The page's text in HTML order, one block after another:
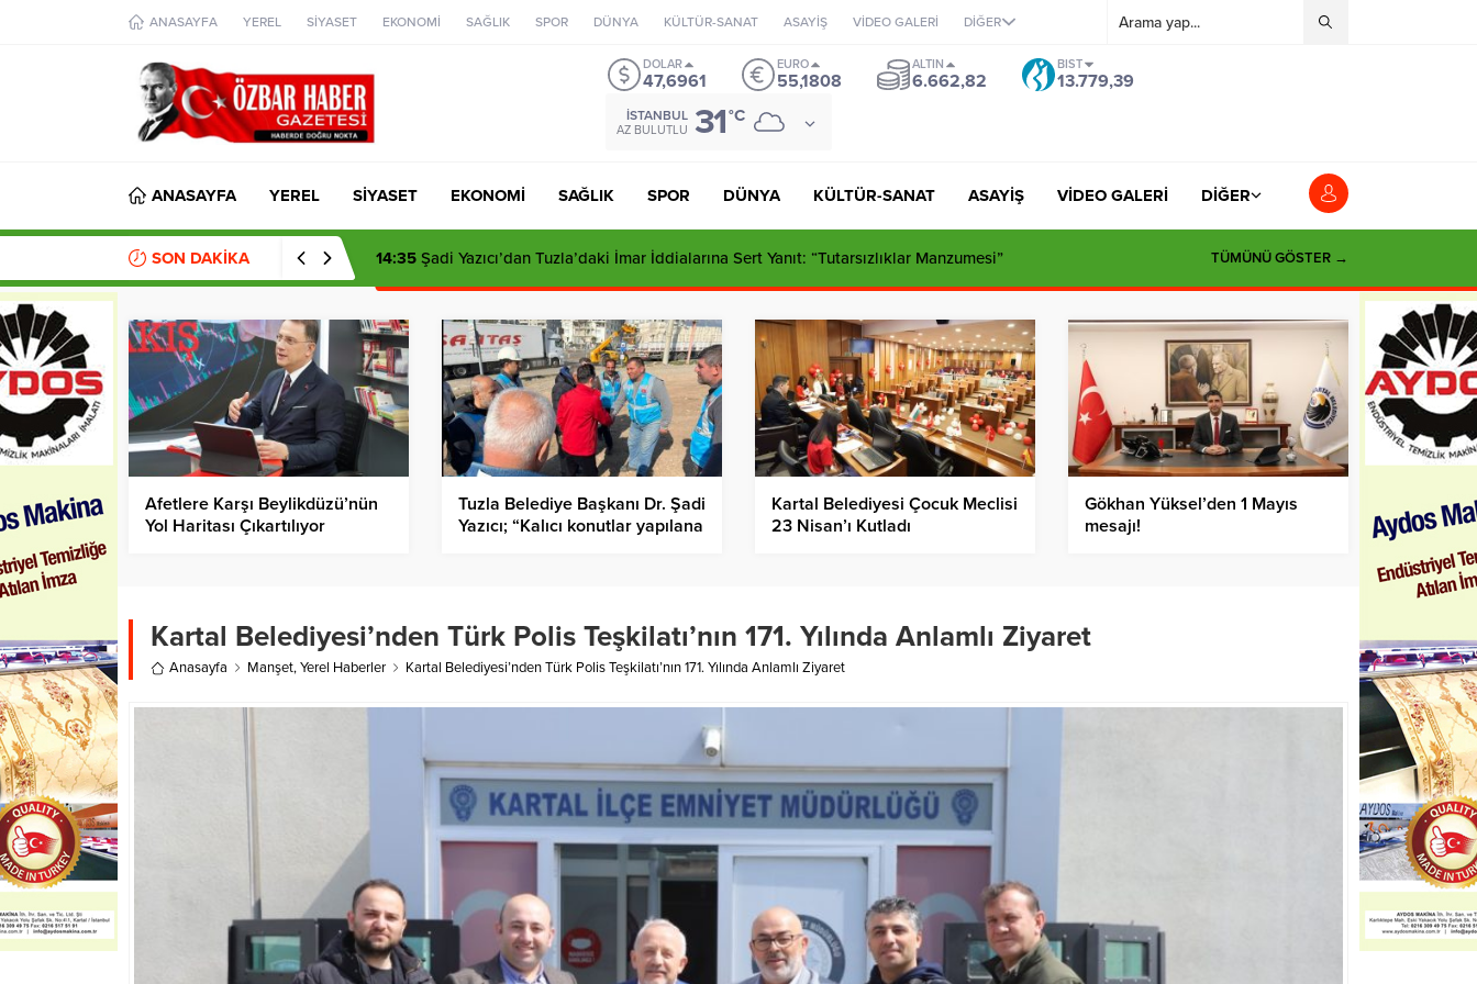
ANASAYFA YEREL SİYASET EKONOMİ SAĞLIK SPOR DÜNYA KÜLTÜR-SANAT ASAYİŞ VİDEO GALERİ DİĞER
DOLAR
47,6961
EURO
55,1808
ALTIN
6.662,82
BIST
13.779,39
İSTANBUL
AZ BULUTLU 31°C
ANASAYFA YEREL SİYASET EKONOMİ SAĞLIK SPOR DÜNYA KÜLTÜR-SANAT ASAYİŞ VİDEO GALERİ DİĞER
SON DAKİKA 14:35 Şadi Yazıcı’dan Tuzla’daki İmar İddialarına Sert Yanıt: “Tutarsızlıklar Manzumesi” TÜMÜNÜ GÖSTER →
Afetlere Karşı Beylikdüzü’nün
Yol Haritası Çıkartılıyor
Tuzla Belediye Başkanı Dr. Şadi
Yazıcı; “Kalıcı konutlar yapılana
Kartal Belediyesi Çocuk Meclisi
23 Nisan’ı Kutladı
Gökhan Yüksel’den 1 Mayıs
mesajı!
Kartal Belediyesi’nden Türk Polis Teşkilatı’nın 171. Yılında Anlamlı Ziyaret
Anasayfa Manşet,Yerel Haberler Kartal Belediyesi’nden Türk Polis Teşkilatı’nın 171. Yılında Anlamlı Ziyaret